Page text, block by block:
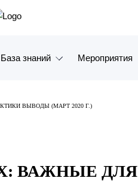
База знаний
Видео
Мероприятия
ВЫВОДЫ (МАРТ 2020 Г.)
ВАЖНЫЕ ДЛЯ